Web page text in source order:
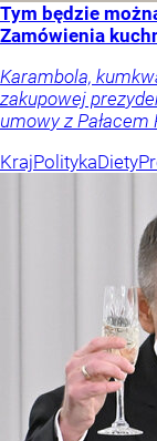
Tym będzie
Zamówienia
Karambola,
zakupowej
umowy z Pałacem
KrajPolitykaDiety